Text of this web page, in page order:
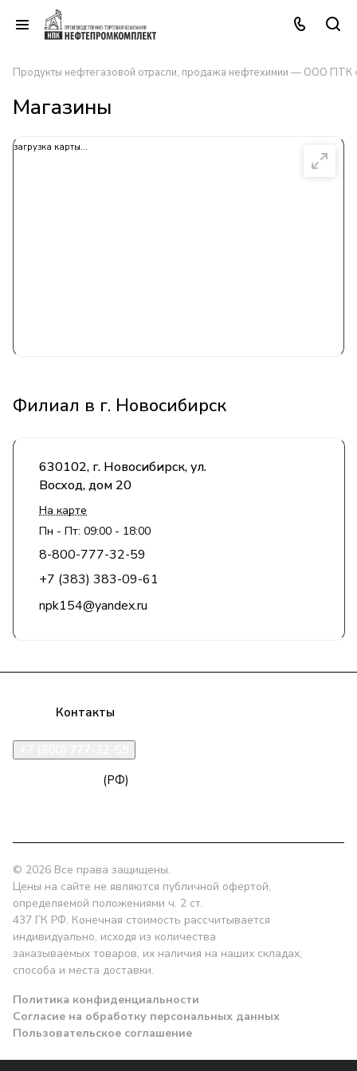
Продукты нефтегазовой отрасли, продажа нефтехимии — ООО ПТК
Магазины
загрузка карты...
Филиал в г. Новосибирск
630102, г. Новосибирск, ул.
Восход, дом 20
На карте
Пн - Пт: 09:00 - 18:00
8-800-777-32-59
+7 (383) 383-09-61
npk154@yandex.ru
Контакты
(РФ)
© 2026 Все права защищены.
Цены на сайте не являются публичной офертой,
определяемой положениями ч. 2 ст.
437 ГК РФ. Конечная стоимость рассчитывается
индивидуально, исходя из количества
заказываемых товаров, их наличия на наших складах,
способа и места доставки.
Политика конфиденциальности
Согласие на обработку персональных данных
Пользовательское соглашение